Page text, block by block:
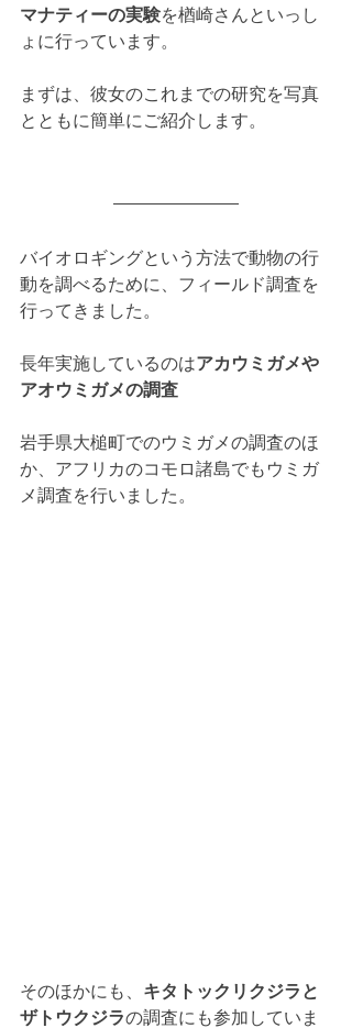
マナティーの実験を楢崎さんといっし
ょに行っています。
まずは、彼女のこれまでの研究を写真
とともに簡単にご紹介します。
バイオロギングという方法で動物の行
動を調べるために、フィールド調査を
行ってきました。
長年実施しているのはアカウミガメや
アオウミガメの調査
岩手県大槌町でのウミガメの調査のほ
か、アフリカのコモロ諸島でもウミガ
メ調査を行いました。
そのほかにも、 キタトックリクジラと
ザトウクジラの調査にも参加していま